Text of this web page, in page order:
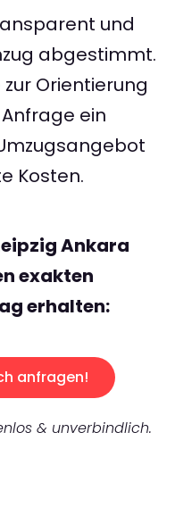
und
abgestimmt.
Orientierung
ein
Kosten.
Ankara
exakten
erhalten:
anfragen!
& unverbindlich.